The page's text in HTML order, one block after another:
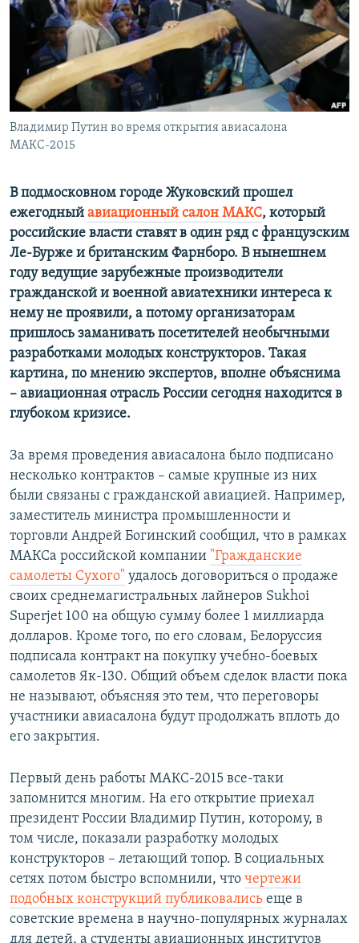
ПОБЕДИТЕЛЕЙ НЕ СУДЯТ?
КРЫМ.НЕПОКОРЕННЫЙ
ELIFBE
УКРАИНСКАЯ ПРОБЛЕМА КРЫМА
ПРИСОЕДИНЯЙТЕСЬ!
Все сайты RFE/RL
Владимир Путин во время открытия авиасалона
МАКС-2015
В подмосковном городе Жуковский прошел
ежегодный авиационный салон МАКС, который
российские власти ставят в один ряд с французским
Ле-Бурже и британским Фарнборо. В нынешнем
году ведущие зарубежные производители
гражданской и военной авиатехники интереса к
нему не проявили, а потому организаторам
пришлось заманивать посетителей необычными
разработками молодых конструкторов. Такая
картина, по мнению экспертов, вполне объяснима
– авиационная отрасль России сегодня находится в
глубоком кризисе.
За время проведения авиасалона было подписано
несколько контрактов – самые крупные из них
были связаны с гражданской авиацией. Например,
заместитель министра промышленности и
торговли Андрей Богинский сообщил, что в рамках
МАКСа российской компании "Гражданские
самолеты Сухого" удалось договориться о продаже
своих среднемагистральных лайнеров Sukhoi
Superjet 100 на общую сумму более 1 миллиарда
долларов. Кроме того, по его словам, Белоруссия
подписала контракт на покупку учебно-боевых
самолетов Як-130. Общий объем сделок власти пока
не называют, объясняя это тем, что переговоры
участники авиасалона будут продолжать вплоть до
его закрытия.
Первый день работы МАКС-2015 все-таки
запомнится многим. На его открытие приехал
президент России Владимир Путин, которому, в
том числе, показали разработку молодых
конструкторов – летающий топор. В социальных
сетях потом быстро вспомнили, что чертежи
подобных конструкций публиковались еще в
советские времена в научно-популярных журналах
для детей, а студенты авиационных институтов